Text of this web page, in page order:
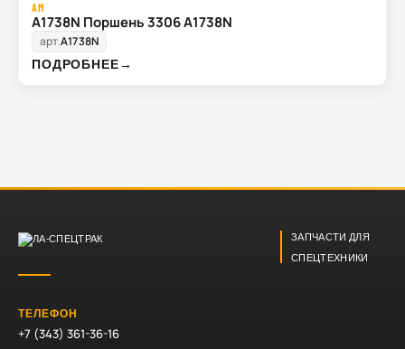
AM
A1738N Поршень 3306 A1738N
арт.A1738N
ПОДРОБНЕЕ→
ЗАПЧАСТИ ДЛЯ
СПЕЦТЕХНИКИ
ТЕЛЕФОН
+7 (343) 361-36-16